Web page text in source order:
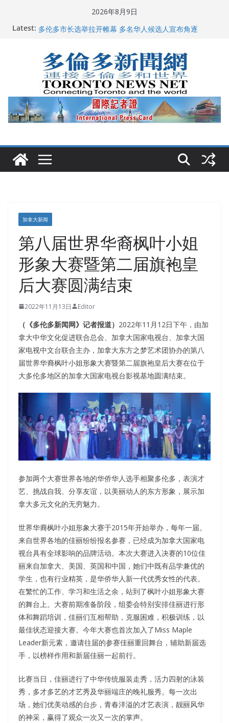
2026年8月9日
Latest: 龚晓华参加多伦多骄傲大游行 与市民分享竞选理念
特朗普称加拿大“不友善”并批评其领导层 卡尼：谈判事
关加拿大就业
2026加拿大青少年儿童绘画比赛颁奖典礼多伦多举行
加拿大新闻
第八届世界华裔枫叶小姐
形象大赛暨第二届旗袍皇
后大赛圆满结束
2022年11月13日 Editor
（《多伦多新闻网》记者报道） 2022年11月12日下午，由加
拿大中华文化促进联合总会、加拿大国家电视台、加拿大国
家电视中文台联合主办，加拿大东方之梦艺术团协办的第八
届世界华裔枫叶小姐形象大赛暨第二届旗袍皇后大赛在位于
大多伦多地区的加拿大国家电视台影视基地圆满结束。
参加两个大赛世界各地的华侨华人选手相聚多伦多，表演才
艺、挑战自我、分享友谊，以美丽动人的东方形象，展示加
拿大多元文化的无穷魅力。
世界华裔枫叶小姐形象大赛于2015年开始举办，每年一届。
来自世界各地的佳丽纷纷报名参赛，已经成为加拿大国家电
视台具有全球影响的品牌活动。本次大赛进入决赛的10位佳
丽来自加拿大、美国、英国和中国，她们中既有品学兼优的
学生，也有行业精英，是华侨华人新一代优秀女性的代表。
在繁忙的工作、学习和生活之余，站到了枫叶小姐形象大赛
的舞台上。大赛前期准备阶段，组委会特别安排佳丽进行形
体和舞蹈培训，佳丽们互相帮助，克服困难，积极训练，以
最佳状态迎接大赛。今年大赛也首次加入了Miss Maple
Leader新元素，邀请往届的参赛佳丽重回舞台，辅助新届选
手，以榜样作用和新届佳丽一起前行。
比赛当日，佳丽进行了中华传统服装走秀，活力四射的泳装
秀，多才多艺的才艺秀及华丽端庄的晚礼服秀。每一次出
场，她们优美动感的台步，青春洋溢的才艺表演，靓丽风华
的神采，赢得了观众一次又一次的掌声。